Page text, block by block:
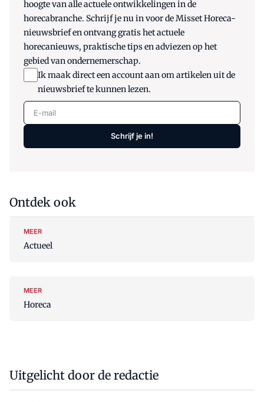
hoogte van alle actuele ontwikkelingen in de
horecabranche. Schrijf je nu in voor de Misset Horeca-
nieuwsbrief en ontvang gratis het actuele
horecanieuws, praktische tips en adviezen op het
gebied van ondernemerschap.
Ik maak direct een account aan om artikelen uit de
nieuwsbrief te kunnen lezen.
E-mail
Schrijf je in!
Ontdek ook
MEER
Actueel
MEER
Horeca
Uitgelicht door de redactie